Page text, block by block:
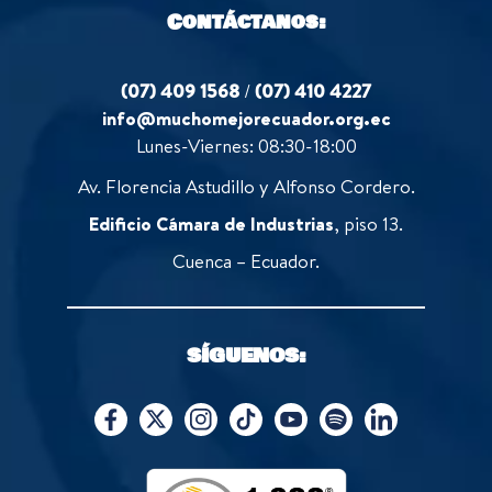
Contáctanos:
(07) 409 1568 /(07) 410 4227
info@muchomejorecuador.org.ec
Lunes-Viernes: 08:30-18:00
Av. Florencia Astudillo y Alfonso Cordero.
Edificio Cámara de Industrias, piso 13.
Cuenca – Ecuador.
SÍGUENOS: